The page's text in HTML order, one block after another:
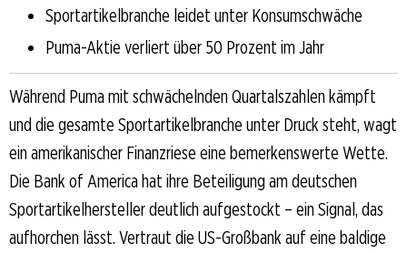
Sportartikelbranche leidet unter Konsumschwäche
Puma-Aktie verliert über 50 Prozent im Jahr
Während Puma mit schwächelnden Quartalszahlen kämpft
und die gesamte Sportartikelbranche unter Druck steht, wagt
ein amerikanischer Finanzriese eine bemerkenswerte Wette.
Die Bank of America hat ihre Beteiligung am deutschen
Sportartikelhersteller deutlich aufgestockt – ein Signal, das
aufhorchen lässt. Vertraut die US-Großbank auf eine baldige